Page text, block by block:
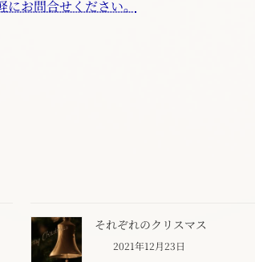
お問合せください。
それぞれのクリスマス
2021年12月23日